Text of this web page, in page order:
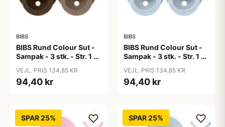
BIBS
BIBS Rund Colour Sut -
Sampak - 3 stk. - Str. 1 -
VEJL. PRIS 134,85 KR
94,40 kr
BIBS
BIBS Rund Colour Sut -
Sampak - 3 stk. - Str. 1 -
VEJL. PRIS 134,85 KR
94,40 kr
SPAR 25% SPAR 25%